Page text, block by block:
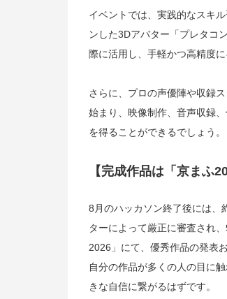
イベントでは、実践的なスキ
ンした3Dアバター「プレタコ
際に活用し、手軽かつ高精度
さらに、プロの声優陣や収録
始まり、映像制作、音声収録
を得ることができるでしょう。
【完成作品は「京まふ
8月のハッカソン終了後には、
ターによって厳正に審査され
2026」にて、優秀作品の発表
自分の作品が多くの人の目に
きな自信に繋がるはずです。